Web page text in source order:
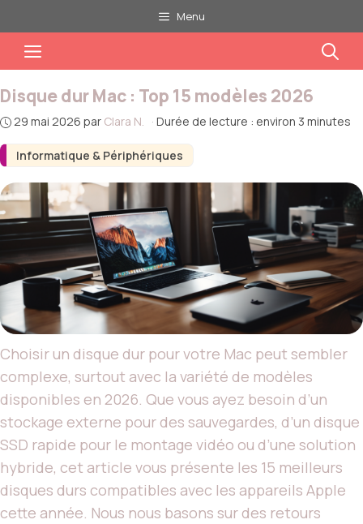
au
contenu
Menu
Menu
Informatique & Périphériques
Disque dur Mac : Top 15 modèles 2026
29 mai 2026 par Clara N. · Durée de lecture : environ 3 minutes
Choisir un disque dur pour votre Mac peut sembler
complexe, surtout avec la variété de modèles
disponibles en 2026. Que vous ayez besoin d’un
stockage externe pour des sauvegardes, d’un disque
SSD rapide pour le montage vidéo ou d’une solution
hybride, cet article vous présente les 15 meilleurs
disques durs compatibles avec les appareils Apple
cette année. Nous nous basons sur des retours